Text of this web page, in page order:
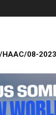
HAAC/08-